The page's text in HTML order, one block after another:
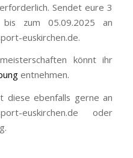
Sendet eure 3
bis zum 05.09.2025 an
euskirchen.de.
könnt ihr
entnehmen.
diese ebenfalls gerne an
euskirchen.de oder